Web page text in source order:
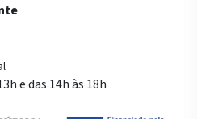
e das 14h às 18h